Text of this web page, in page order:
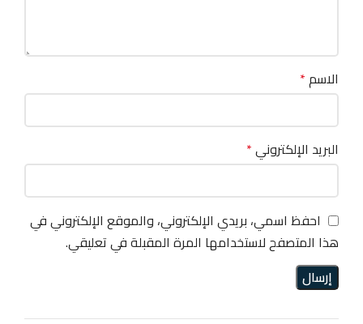
الاسم*
البريد الإلكتروني*
احفظ اسمي، بريدي الإلكتروني، والموقع الإلكتروني في
هذا المتصفح لاستخدامها المرة المقبلة في تعليقي.